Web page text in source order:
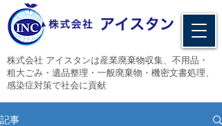
​株式会社 アイスタンは産業廃棄物収集、不用品・
粗大ごみ・遺品整理・一般廃棄物・機密文書処理、
感染症対策で社会に貢献
記事